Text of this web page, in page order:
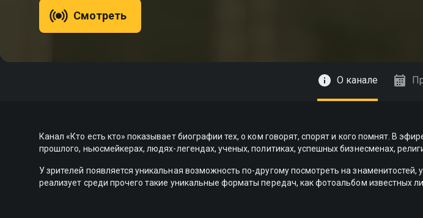
Смотреть
О канале
Канал «Кто есть кто» показывает биографии тех, о ком говорят, спорят и кого помнят. В
прошлого, ньюсмейкерах, людях-легендах, ученых, политиках, успешных бизнесменах,
У зрителей появляется уникальная возможность по-другому посмотреть на
реализует среди прочего такие уникальные форматы передач, как фотоальбом известных